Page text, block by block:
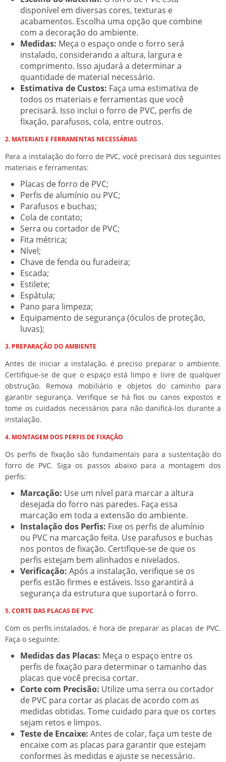
disponível em diversas cores, texturas e
acabamentos. Escolha uma opção que combine
com a decoração do ambiente.
Medidas: Meça o espaço onde o forro será
instalado, considerando a altura, largura e
comprimento. Isso ajudará a determinar a
quantidade de material necessário.
Estimativa de Custos: Faça uma estimativa de
todos os materiais e ferramentas que você
precisará. Isso inclui o forro de PVC, perfis de
fixação, parafusos, cola, entre outros.
2. MATERIAIS E FERRAMENTAS NECESSÁRIAS
Para a instalação do forro de PVC, você precisará dos seguintes
materiais e ferramentas:
Placas de forro de PVC;
Perfis de alumínio ou PVC;
Parafusos e buchas;
Cola de contato;
Serra ou cortador de PVC;
Fita métrica;
Nível;
Chave de fenda ou furadeira;
Escada;
Estilete;
Espátula;
Pano para limpeza;
Equipamento de segurança (óculos de proteção,
luvas);
3. PREPARAÇÃO DO AMBIENTE
Antes de iniciar a instalação, é preciso preparar o ambiente.
Certifique-se de que o espaço está limpo e livre de qualquer
obstrução. Remova mobiliário e objetos do caminho para
garantir segurança. Verifique se há fios ou canos expostos e
tome os cuidados necessários para não danificá-los durante a
instalação.
4. MONTAGEM DOS PERFIS DE FIXAÇÃO
Os perfis de fixação são fundamentais para a sustentação do
forro de PVC. Siga os passos abaixo para a montagem dos
perfis:
Marcação: Use um nível para marcar a altura
desejada do forro nas paredes. Faça essa
marcação em toda a extensão do ambiente.
Instalação dos Perfis: Fixe os perfis de alumínio
ou PVC na marcação feita. Use parafusos e buchas
nos pontos de fixação. Certifique-se de que os
perfis estejam bem alinhados e nivelados.
Verificação: Após a instalação, verifique se os
perfis estão firmes e estáveis. Isso garantirá a
segurança da estrutura que suportará o forro.
5. CORTE DAS PLACAS DE PVC
Com os perfis instalados, é hora de preparar as placas de PVC.
Faça o seguinte:
Medidas das Placas: Meça o espaço entre os
perfis de fixação para determinar o tamanho das
placas que você precisa cortar.
Corte com Precisão: Utilize uma serra ou cortador
de PVC para cortar as placas de acordo com as
medidas obtidas. Tome cuidado para que os cortes
sejam retos e limpos.
Teste de Encaixe: Antes de colar, faça um teste de
encaixe com as placas para garantir que estejam
conformes às medidas e ajuste se necessário.